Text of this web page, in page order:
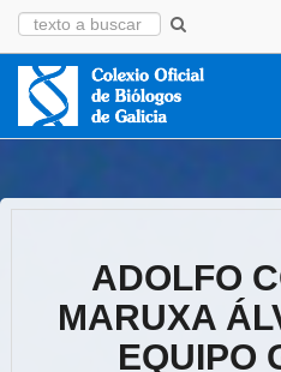
ADOLFO
MARUXA
EQUIPO